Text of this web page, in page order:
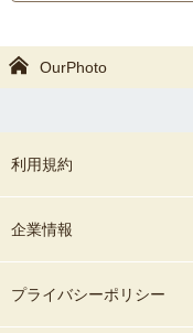
OurPhoto
利用規約
企業情報
プライバシーポリシー